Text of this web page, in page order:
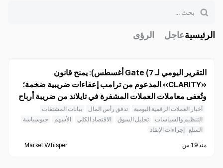
الرئيسيةعاجل الرؤى
التقرير اليومي لـ Gate (7 أغسطس): يمنح قانون
«CLARITY» المدعوم من ترامب إعفاءات ضريبية ضخمة؛
وتُعفى معاملات العملات المشفرة في تايلاند من ضريبة أرباح
رأس المال
أخبار العملات الرقمية اليومية تدفق رأس المال
بيانات المشتقات
التنظيم والسياسات
تحليل السوق الاقتصاد الكلي الأسهم
جيوسياسة
السلع إجراءات الإنفاذ
منذ 19 س Market Whisper